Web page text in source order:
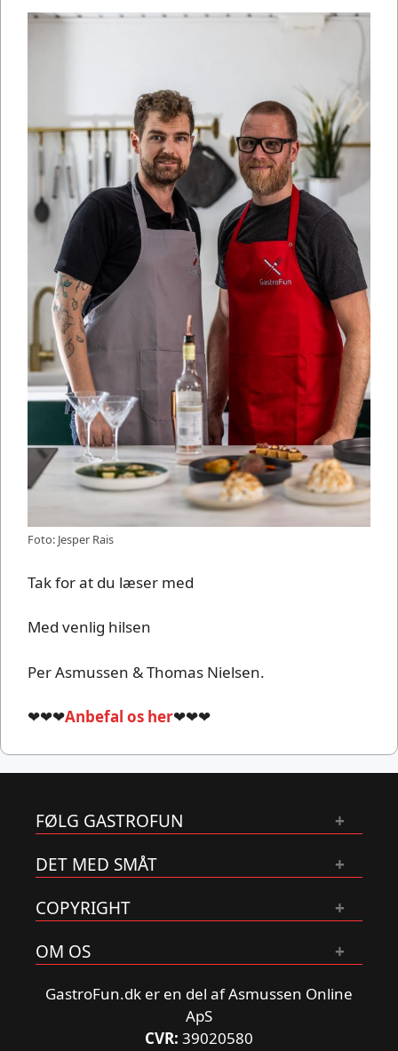
Foto: Jesper Rais
Tak for at du læser med
Med venlig hilsen
Per Asmussen & Thomas Nielsen.
❤❤❤Anbefal os her❤❤❤
FØLG GASTROFUN
DET MED SMÅT
COPYRIGHT
OM OS
GastroFun.dk er en del af Asmussen Online
ApS
CVR: 39020580